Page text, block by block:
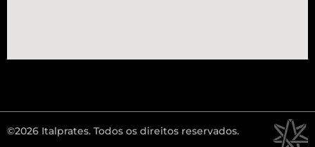
©2026 Italprates. Todos os direitos reservados.